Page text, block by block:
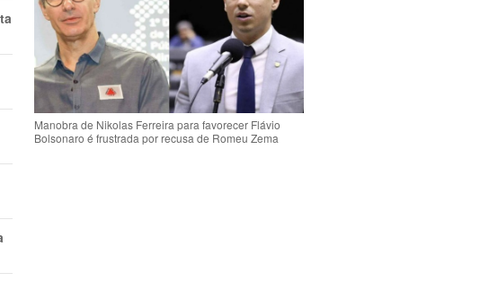
Manobra de Nikolas Ferreira para favorecer Flávio
Bolsonaro é frustrada por recusa de Romeu Zema